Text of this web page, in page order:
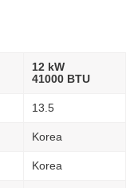
12 kW
41000 BTU
13.5
Korea
Korea